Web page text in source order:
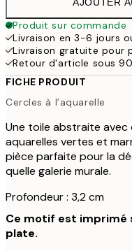
Produit sur commande
Livraison en 3-6 jours
Livraison gratuite pour
Retour d'article sous
FICHE PRODUIT
Cercles à l’aquarelle
Une toile abstraite avec
aquarelles vertes et
pièce parfaite pour la
quelle galerie murale.
Profondeur : 3,2 cm
Ce motif est imprimé
plate.